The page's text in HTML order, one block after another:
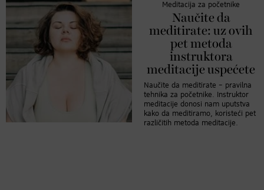
Meditacija za početnike
Naučite da
meditirate: uz ovih
pet metoda
instruktora
meditacije uspećete
Naučite da meditirate – pravilna
tehnika za početnike. Instruktor
meditacije donosi nam uputstva
kako da meditiramo, koristeći pet
različitih metoda meditacije.